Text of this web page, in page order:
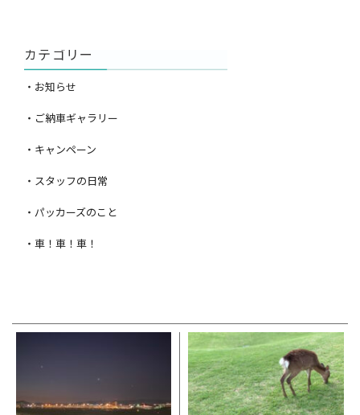
カテゴリー
・お知らせ
・ご納車ギャラリー
・キャンペーン
・スタッフの日常
・パッカーズのこと
・車！車！車！